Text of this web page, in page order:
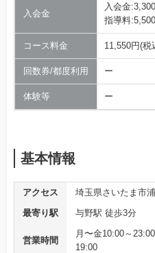
入会金
入会金
指導料
コース料金 11,550円(税
回数券/都度利用 ー
体験等 ー
基本情報
アクセス
埼玉県さいたま市
最寄り駅
与野駅 徒歩3分
営業時間
月〜金10:00～
19:00